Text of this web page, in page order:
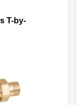
T-by-